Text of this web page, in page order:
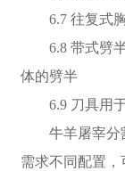
6.7 往复式
6.8 带式劈
体的劈半
6.9 刀具用
牛羊屠宰分
需求不同配置